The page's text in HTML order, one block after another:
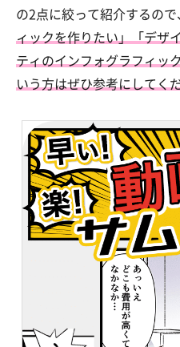
の2点に絞って紹介するので
ィックを作りたい」「デザ
ティのインフォグラフィッ
いう方はぜひ参考にしてく